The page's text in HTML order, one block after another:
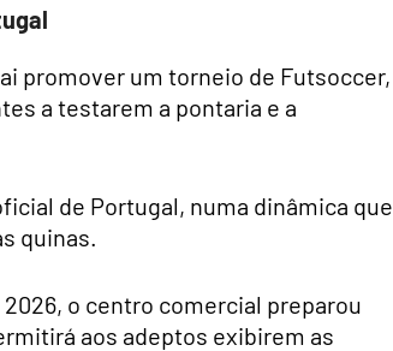
promover um torneio de Futsoccer,
a testarem a pontaria e a
de Portugal, numa dinâmica que
quinas.
o centro comercial preparou
aos adeptos exibirem as